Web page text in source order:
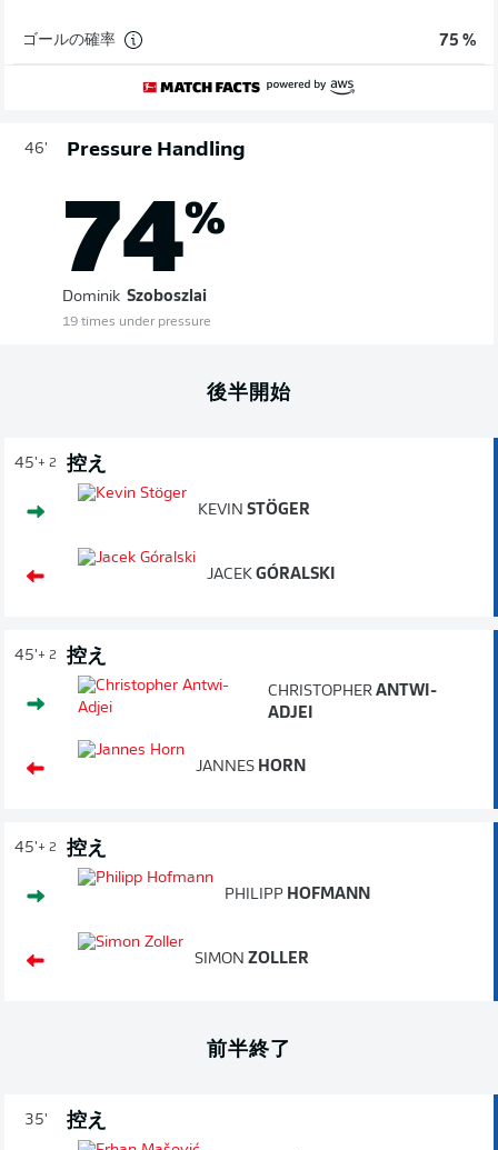
ゴールの確率 75 %
46' Pressure Handling
74%
Dominik Szoboszlai
19 times under pressure
後半開始
45'+ 2 控え
KEVIN STÖGER
JACEK GÓRALSKI
45'+ 2 控え
CHRISTOPHER ANTWI-
ADJEI
JANNES HORN
45'+ 2 控え
PHILIPP HOFMANN
SIMON ZOLLER
前半終了
35' 控え